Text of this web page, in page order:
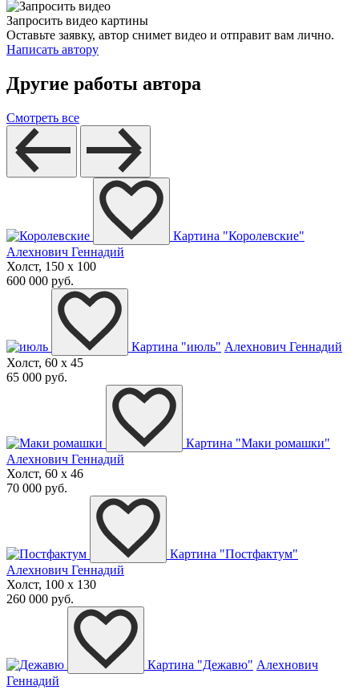
Запросить видео картины
Оставьте заявку, автор снимет видео и отправит вам лично.
Написать автору
Другие работы автора
Смотреть все
Картина "Королевские"
Алехнович Геннадий
Холст, 150 x 100
600 000 руб.
Картина "июль" Алехнович Геннадий
Холст, 60 x 45
65 000 руб.
Картина "Маки ромашки"
Алехнович Геннадий
Холст, 60 x 46
70 000 руб.
Картина "Постфактум"
Алехнович Геннадий
Холст, 100 x 130
260 000 руб.
Картина "Дежавю" Алехнович
Геннадий